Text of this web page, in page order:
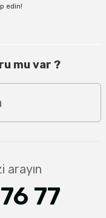
edin!
mu var ?
arayın
77